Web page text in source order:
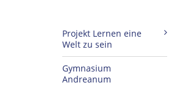
Projekt Lernen eine
Welt zu sein
Gymnasium
Andreanum